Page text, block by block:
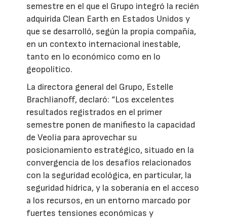
semestre en el que el Grupo integró la recién
adquirida Clean Earth en Estados Unidos y
que se desarrolló, según la propia compañía,
en un contexto internacional inestable,
tanto en lo económico como en lo
geopolítico.
La directora general del Grupo, Estelle
Brachlianoff, declaró: “Los excelentes
resultados registrados en el primer
semestre ponen de manifiesto la capacidad
de Veolia para aprovechar su
posicionamiento estratégico, situado en la
convergencia de los desafíos relacionados
con la seguridad ecológica, en particular, la
seguridad hídrica, y la soberanía en el acceso
a los recursos, en un entorno marcado por
fuertes tensiones económicas y